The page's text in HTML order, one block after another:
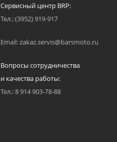
Сервисный центр BRP:
Тел.: (3952) 919-917
Email: zakaz.servis@barsmoto.ru
Вопросы сотрудничества
и качества работы:
Тел.: 8 914 903-78-88